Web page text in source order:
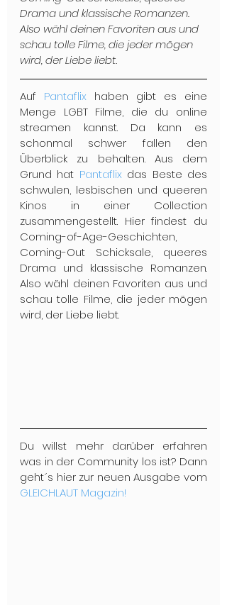
Drama und klassische Romanzen.
Also wähl deinen Favoriten aus und
schau tolle Filme, die jeder mögen
wird, der Liebe liebt.
Auf Pantaflix haben gibt es eine
Menge LGBT Filme, die du online
streamen kannst. Da kann es
schonmal schwer fallen den
Überblick zu behalten. Aus dem
Grund hat Pantaflix das Beste des
schwulen, lesbischen und queeren
Kinos in einer Collection
zusammengestellt. Hier findest du
Coming-of-Age-Geschichten,
Coming-Out Schicksale, queeres
Drama und klassische Romanzen.
Also wähl deinen Favoriten aus und
schau tolle Filme, die jeder mögen
wird, der Liebe liebt.
Du willst mehr darüber erfahren
was in der Community los ist? Dann
GLEICHLAUT Magazin!